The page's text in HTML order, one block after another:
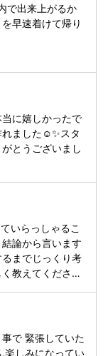
で出来上がるか
早速着けて帰り
に嬉しかったで
ました☺️✨スタ
とうございまし
いらっしゃるこ
論から言います
までじっくり考
教えてくださ
で 緊張していた
楽しみになってい